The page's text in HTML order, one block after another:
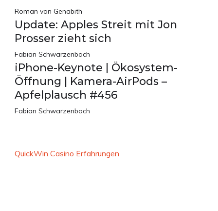
Roman van Genabith
Update: Apples Streit mit Jon
Prosser zieht sich
Fabian Schwarzenbach
iPhone-Keynote | Ökosystem-
Öffnung | Kamera-AirPods –
Apfelplausch #456
Fabian Schwarzenbach
QuickWin Casino Erfahrungen